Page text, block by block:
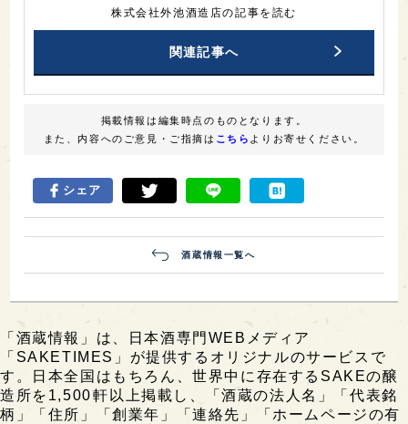
株式会社外池酒造店の記事を読む
関連記事へ
掲載情報は編集時点のものとなります。
また、内容へのご意見・ご指摘は こちら よりお寄せください。
シェア
酒蔵情報一覧へ
「酒蔵情報」は、日本酒専門WEBメディア
「SAKETIMES」が提供するオリジナルのサービスで
す。日本全国はもちろん、世界中に存在するSAKEの醸
造所を1,500軒以上掲載し、「酒蔵の法人名」「代表銘
柄」「住所」「創業年」「連絡先」「ホームページの有